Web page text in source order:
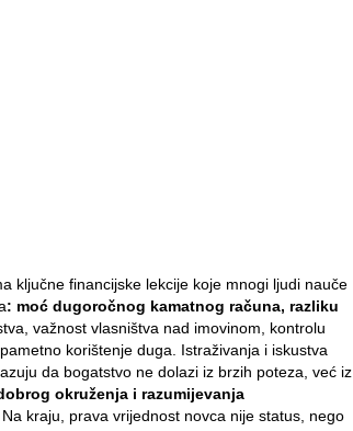
ključne financijske lekcije koje mnogi ljudi nauče
: moć dugoročnog kamatnog računa, razliku
važnost vlasništva nad imovinom, kontrolu
korištenje duga. Istraživanja i iskustva
da bogatstvo ne dolazi iz brzih poteza, već iz
okruženja i razumijevanja
. Na kraju, prava vrijednost novca nije status, nego